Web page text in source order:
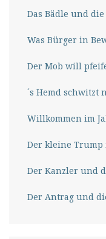
Das Bädle und
Was Bürger in
Der Mob will
´s Hemd schwitzt
Willkommen im
Der kleine
Der Kanzler und
Der Antrag und